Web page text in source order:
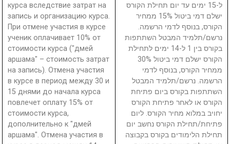
курса вследствие затрат на
запись и организацию курса.
При отмене участия в курсе
ученик оплачивает 10% от
стоимости курса ("дмей
аршама" – стоимость затрат
на запись). Отмена участия
в курсе в период между 30 и
15 днями до начала курса
повлечет оплату 15% от
стоимости курса,
дополнительно к "дмей
аршама". Отмена участия в
ל-15 ימים עד יום תחילת הקורס
ישלם דמי ביטול 15% ממחיר
הקורס, בנוסף לדמי הרשמה.
נרשם/תלמיד המבטל השתתפות
בקורס בין 1 ל-14 ימים לתחילת
הקורס ישלם דמי ביטול 30%
ממחיר הקורס, בנוסף לדמי
הרשמה. נרשם/תלמיד המבטל
השתתפות בקורס ביום פתיחת
הקורס או לאחר פתיחת הקורס
יחויב במלוא מחיר הקורס. ליום
פתיחת/תחילת הקורס נחשב יום
תחילת הלימודים בקורס בקבוצה